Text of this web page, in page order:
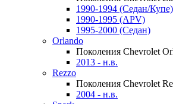
1990-1994 (Седан/Купе)
1990-1995 (APV)
1995-2000 (Седан)
Orlando
Поколения Chevrolet
2013 - н.в.
Rezzo
Поколения Chevrolet
2004 - н.в.